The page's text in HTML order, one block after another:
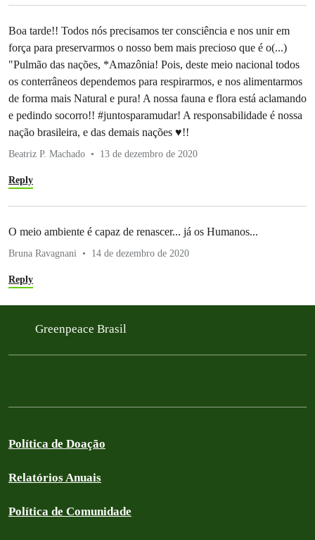
Boa tarde!! Todos nós precisamos ter consciência e nos unir em
força para preservarmos o nosso bem mais precioso que é o(...)
"Pulmão das nações, *Amazônia! Pois, deste meio nacional todos
os conterrâneos dependemos para respirarmos, e nos alimentarmos
de forma mais Natural e pura! A nossa fauna e flora está aclamando
e pedindo socorro!! #juntosparamudar! A responsabilidade é nossa
nação brasileira, e das demais nações ♥️!!
Beatriz P. Machado 13 de dezembro de 2020
Reply
O meio ambiente é capaz de renascer... já os Humanos...
Bruna Ravagnani 14 de dezembro de 2020
Reply
Greenpeace Brasil
Política de Doação
Relatórios Anuais
Política de Comunidade